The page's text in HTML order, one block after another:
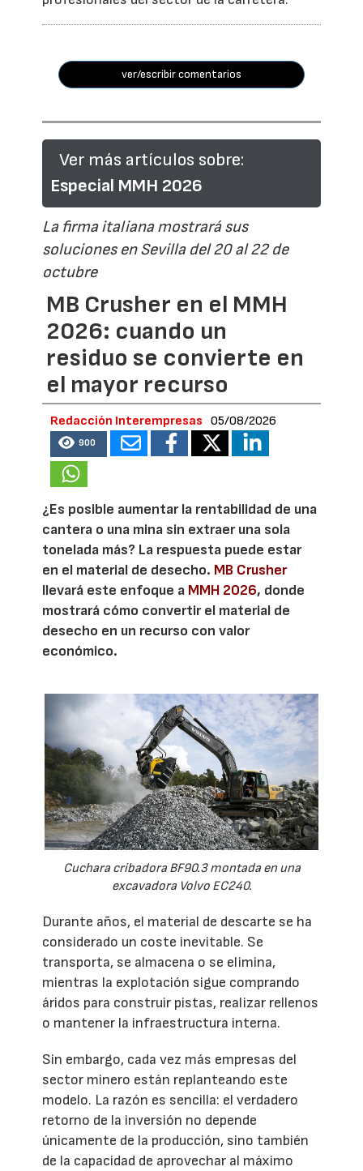
ver/escribir comentarios
Ver más artículos sobre:
Especial MMH 2026
La firma italiana mostrará sus
soluciones en Sevilla del 20 al 22 de
octubre
MB Crusher en el MMH
2026: cuando un
residuo se convierte en
el mayor recurso
Redacción Interempresas 05/08/2026
900
¿Es posible aumentar la rentabilidad de una
cantera o una mina sin extraer una sola
tonelada más? La respuesta puede estar
en el material de desecho. MB Crusher
llevará este enfoque a MMH 2026, donde
mostrará cómo convertir el material de
desecho en un recurso con valor
económico.
Cuchara cribadora BF90.3 montada en una
excavadora Volvo EC240.
Durante años, el material de descarte se ha
considerado un coste inevitable. Se
transporta, se almacena o se elimina,
mientras la explotación sigue comprando
áridos para construir pistas, realizar rellenos
o mantener la infraestructura interna.
Sin embargo, cada vez más empresas del
sector minero están replanteando este
modelo. La razón es sencilla: el verdadero
retorno de la inversión no depende
únicamente de la producción, sino también
de la capacidad de aprovechar al máximo